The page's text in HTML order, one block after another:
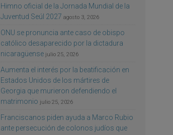
Himno oficial de la Jornada Mundial de la
Juventud Seúl 2027 agosto 3, 2026
ONU se pronuncia ante caso de obispo
católico desaparecido por la dictadura
nicaragüense julio 25, 2026
Aumenta el interés por la beatificación en
Estados Unidos de los mártires de
Georgia que murieron defendiendo el
matrimonio julio 25, 2026
Franciscanos piden ayuda a Marco Rubio
ante persecución de colonos judíos que